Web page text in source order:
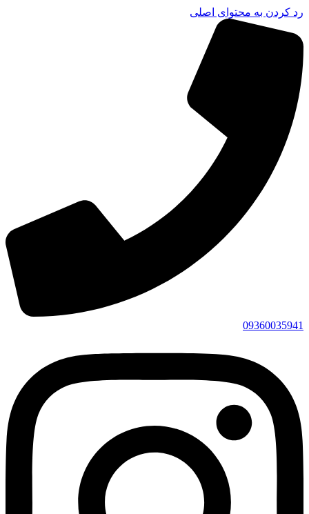
رد کردن به محتوای اصلی
09360035941